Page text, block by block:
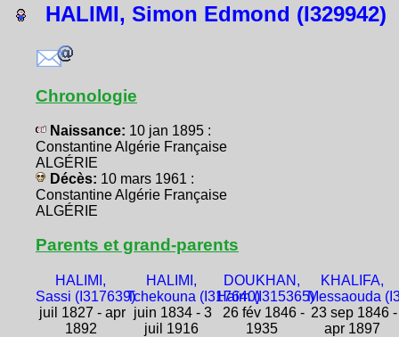
HALIMI, Simon Edmond (I329942)
Chronologie
Naissance: 10 jan 1895 :
Constantine Algérie Française
ALGÉRIE
Décès: 10 mars 1961 :
Constantine Algérie Française
ALGÉRIE
Parents et grand-parents
HALIMI,
Sassi (I317639)
juil 1827 - apr
1892
HALIMI,
Tchekouna (I317640)
juin 1834 - 3
juil 1916
DOUKHAN,
Haïm (I315365)
26 fév 1846 -
1935
KHALIFA,
Messaouda
23 sep 1846 -
apr 1897